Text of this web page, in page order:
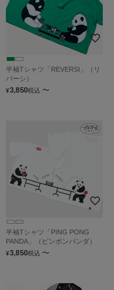
半袖Tシャツ「REVERSI」（リ
バーシ）
¥3,850税込 〜
半袖Tシャツ「PING PONG
PANDA」（ピンポンパンダ）
¥3,850税込 〜